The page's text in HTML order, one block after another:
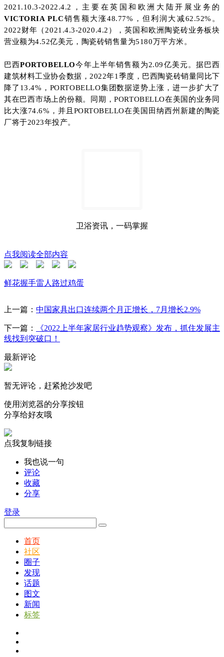
2021.10.3-2022.4.2，主要在英国和欧洲大陆开展业务的
VICTORIA PLC销售额大涨48.77%，但利润大减62.52%。
2022财年（2021.4.3-2020.4.2），英国和欧洲陶瓷砖业务板块
营业额为4.52亿美元，陶瓷砖销售量为5180万平方米。
巴西PORTOBELLO今年上半年销售额为2.09亿美元。据巴西
建筑材料工业协会数据，2022年1季度，巴西陶瓷砖销量同比下
降了13.4%，PORTOBELLO集团数据逆势上涨，进一步扩大了
其在巴西市场上的份额。同期，PORTOBELLO在美国的业务同
比大涨74.6%，并且PORTOBELLO在美国田纳西州新建的陶瓷
厂将于2023年投产。
卫浴资讯，一码掌握
点我阅读全部内容
鲜花握手雷人 路过鸡蛋
上一篇： 中国家具出口连续两个月正增长，7月增长2.9%
下一篇：
《2022上半年家居行业趋势观察》发布，抓住发展主
线找到突破口！
最新评论
暂无评论，赶紧抢沙发吧
使用浏览器的分享按钮
分享给好友哦
点我复制链接
我也说一句
评论
收藏
分享
登录
首页
社区
圈子
发现
话题
图文
新闻
标签